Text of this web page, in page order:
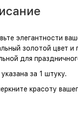
элегантности
золотой цвет
для
за 1 штуку.
красоту